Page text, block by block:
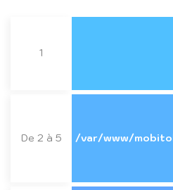
1
De 2 à 5 /var/www/